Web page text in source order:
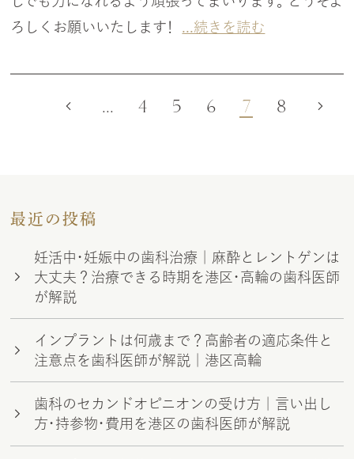
ろしくお願いいたします！
...続きを読む
... 4 5 6 7 8
最近の投稿
妊活中・妊娠中の歯科治療｜麻酔とレントゲンは
大丈夫？治療できる時期を港区・高輪の歯科医師
が解説
インプラントは何歳まで？高齢者の適応条件と
注意点を歯科医師が解説｜港区高輪
歯科のセカンドオピニオンの受け方｜言い出し
方・持参物・費用を港区の歯科医師が解説